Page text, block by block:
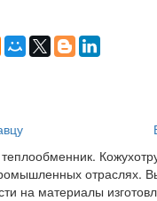
отраслях.
на материалы